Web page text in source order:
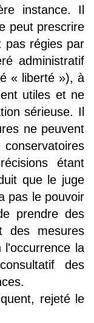
instance. Il
peut prescrire
pas régies par
administratif
« liberté »), à
utiles et ne
sérieuse. Il
ne peuvent
étant
que le juge
pas le pouvoir
prendre des
des mesures
l'occurrence la
des
rejeté le